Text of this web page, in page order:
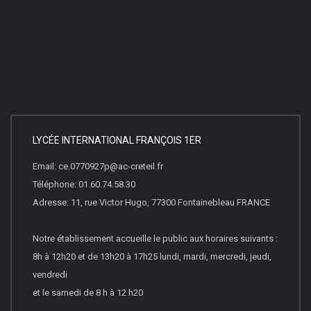
LYCÉE INTERNATIONAL FRANÇOIS 1ER
Email: ce.0770927p@ac-creteil.fr
Téléphone: 01.60.74.58.30
Adresse: 11, rue Victor Hugo, 77300 Fontainebleau FRANCE
Notre établissement accueille le public aux horaires suivants :
8h à 12h20 et de 13h20 à 17h25 lundi, mardi, mercredi, jeudi,
vendredi
et le samedi de 8 h à 12 h20